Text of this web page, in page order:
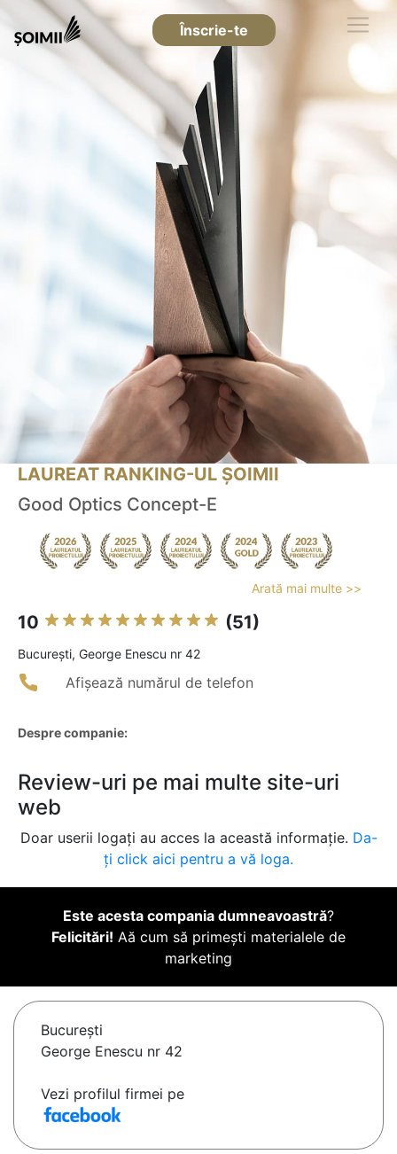
Înscrie-te
LAUREAT RANKING-UL ȘOIMII
Good Optics Concept-E
Arată mai multe >>
10 (51)
Bucureşti, George Enescu nr 42
Afișează numărul de telefon
Despre companie:
Review-uri pe mai multe site-uri
web
Doar userii logați au acces la această informație. Da-
ți click aici pentru a vă loga.
Este acesta compania dumneavoastră?
Felicitări! Aă cum să primești materialele de
marketing
Bucureşti
George Enescu nr 42
Vezi profilul firmei pe